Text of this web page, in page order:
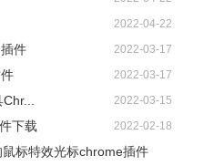
2022-04-22
件 2022-03-17
2022-03-17
2022-03-15
下载 2022-02-18
标特效光标chrome插件